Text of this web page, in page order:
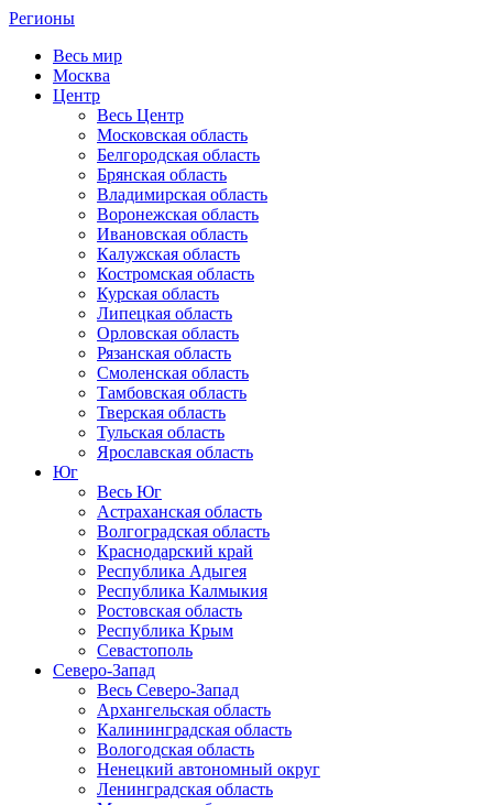
Регионы
Весь мир
Москва
Центр
Весь Центр
Московская область
Белгородская область
Брянская область
Владимирская область
Воронежская область
Ивановская область
Калужская область
Костромская область
Курская область
Липецкая область
Орловская область
Рязанская область
Смоленская область
Тамбовская область
Тверская область
Тульская область
Ярославская область
Юг
Весь Юг
Астраханская область
Волгоградская область
Краснодарский край
Республика Адыгея
Республика Калмыкия
Ростовская область
Республика Крым
Севастополь
Северо-Запад
Весь Северо-Запад
Архангельская область
Калининградская область
Вологодская область
Ненецкий автономный округ
Ленинградская область